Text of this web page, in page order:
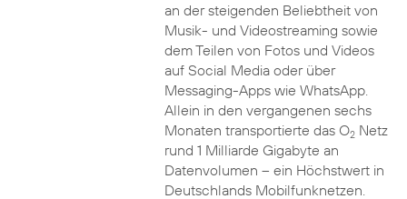
an der steigenden Beliebtheit von
Musik- und Videostreaming sowie
dem Teilen von Fotos und Videos
auf Social Media oder über
Messaging-Apps wie WhatsApp.
Allein in den vergangenen sechs
Monaten transportierte das O2Netz
rund 1 Milliarde Gigabyte an
Datenvolumen – ein Höchstwert in
Deutschlands Mobilfunknetzen.